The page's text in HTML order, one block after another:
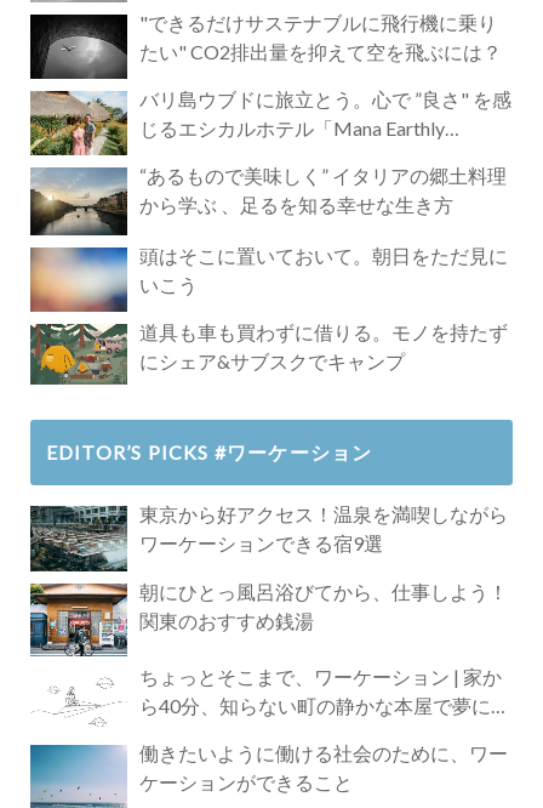
"できるだけサステナブルに飛行機に乗り
たい" CO2排出量を抑えて空を飛ぶには？
バリ島ウブドに旅立とう。心で ”良さ" を感
じるエシカルホテル「Mana Earthly
“あるもので美味しく” イタリアの郷土料理
から学ぶ 、足るを知る幸せな生き方
頭はそこに置いておいて。朝日をただ見に
いこう
道具も車も買わずに借りる。モノを持たず
にシェア&サブスクでキャンプ
EDITOR’S PICKS #ワーケーション
東京から好アクセス！温泉を満喫しながら
ワーケーションできる宿9選
朝にひとっ風呂浴びてから、仕事しよう！
関東のおすすめ銭湯
ちょっとそこまで、ワーケーション | 家か
ら40分、知らない町の静かな本屋で夢に近
働きたいように働ける社会のために、ワー
ケーションができること